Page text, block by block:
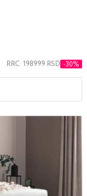
RRC: 198999 RSD -30%